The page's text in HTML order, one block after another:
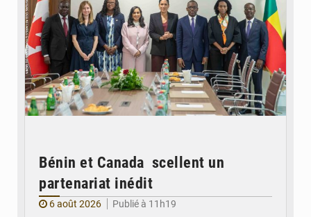
Bénin et Canada scellent un
partenariat inédit
6 août 2026
Publié à 11h19